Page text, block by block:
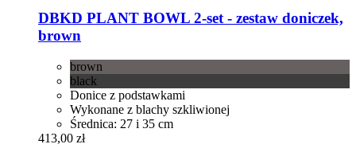
DBKD PLANT BOWL 2-​set -​ zestaw doniczek,
brown
brown
black
Donice z podstawkami
Wykonane z blachy szkliwionej
Średnica: 27 i 35 cm
413,00 zł